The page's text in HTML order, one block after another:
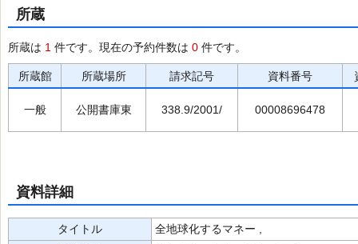
所蔵
所蔵は 1 件です。現在の予約件数は 0 件です。
所蔵館 所蔵場所 請求記号 資料番号
一般 公開書庫東 338.9/2001/ 00008696478
資料詳細
タイトル
全地球化するマネー ,